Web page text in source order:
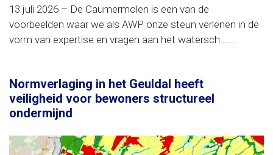
13 juli 2026 – De Caumermolen is een van de
voorbeelden waar we als AWP onze steun verlenen in de
vorm van expertise en vragen aan het watersch......
Normverlaging in het Geuldal heeft
veiligheid voor bewoners structureel
ondermijnd